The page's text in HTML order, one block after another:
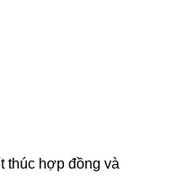
thúc hợp đồng và